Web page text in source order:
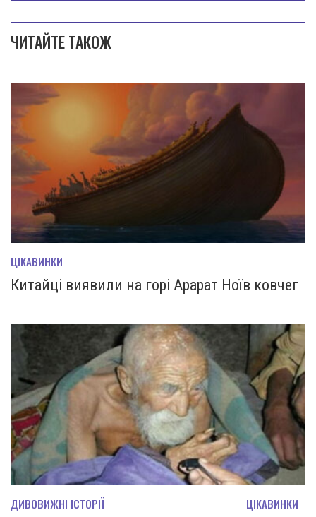
ЧИТАЙТЕ ТАКОЖ
ЦІКАВИНКИ
Китайці виявили на горі Арарат Ноїв ковчег
ДИВОВИЖНІ ІСТОРІЇ ЦІКАВИНКИ